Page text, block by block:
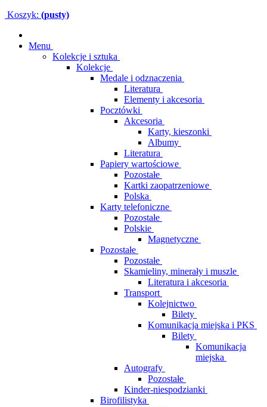
Koszyk: (pusty)
Menu
Kolekcje i sztuka
Kolekcje
Medale i odznaczenia
Literatura
Elementy i akcesoria
Pocztówki
Akcesoria
Karty, kieszonki
Albumy
Literatura
Papiery wartościowe
Pozostałe
Kartki zaopatrzeniowe
Polska
Karty telefoniczne
Pozostałe
Polskie
Magnetyczne
Pozostałe
Pozostałe
Skamieliny, minerały i muszle
Literatura i akcesoria
Transport
Kolejnictwo
Bilety
Komunikacja miejska i PKS
Bilety
Komunikacja
miejska
Autografy
Pozostałe
Kinder-niespodzianki
Birofilistyka